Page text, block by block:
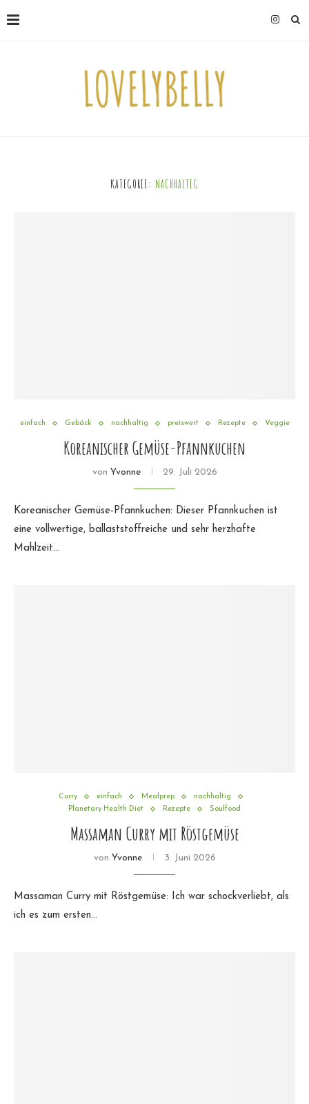
KATEGORIE: NACHHALTIG
einfach Gebäck nachhaltig preiswert Rezepte Veggie
Koreanischer Gemüse-Pfannkuchen
von Yvonne 29. Juli 2026
Koreanischer Gemüse-Pfannkuchen: Dieser Pfannkuchen ist
eine vollwertige, ballaststoffreiche und sehr herzhafte
Mahlzeit…
Curry einfach Mealprep
nachhaltig
Planetary Health Diet
Rezepte Soulfood
Massaman Curry mit Röstgemüse
von Yvonne 3. Juni 2026
Massaman Curry mit Röstgemüse: Ich war schockverliebt, als
ich es zum ersten…